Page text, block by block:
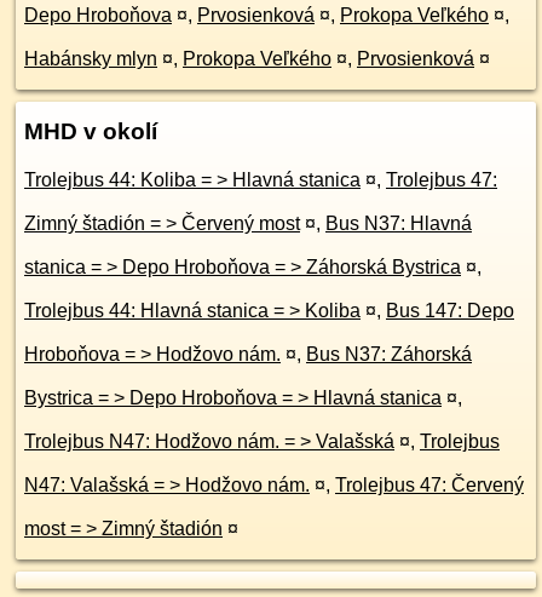
Depo Hroboňova ¤, Prvosienková ¤, Prokopa Veľkého ¤,
Habánsky mlyn ¤, Prokopa Veľkého ¤, Prvosienková ¤
MHD v okolí
Trolejbus 44: Koliba = > Hlavná stanica ¤, Trolejbus 47:
Zimný štadión = > Červený most ¤, Bus N37: Hlavná
stanica = > Depo Hroboňova = > Záhorská Bystrica ¤,
Trolejbus 44: Hlavná stanica = > Koliba ¤, Bus 147: Depo
Hroboňova = > Hodžovo nám. ¤, Bus N37: Záhorská
Bystrica = > Depo Hroboňova = > Hlavná stanica ¤,
Trolejbus N47: Hodžovo nám. = > Valašská ¤, Trolejbus
N47: Valašská = > Hodžovo nám. ¤, Trolejbus 47: Červený
most = > Zimný štadión ¤